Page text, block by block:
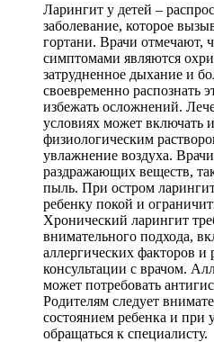
Ларингит у детей –
заболевание, которое
гортани. Врачи отмечают,
симптомами являются
затрудненное дыхание и
своевременно распознать
избежать осложнений.
условиях может включать
физиологическим
увлажнение воздуха.
раздражающих веществ,
пыль. При остром
ребенку покой и
Хронический ларингит
внимательного подхода,
аллергических факторов и
консультации с врачом.
может потребовать
Родителям следует
состоянием ребенка и
обращаться к специалисту.